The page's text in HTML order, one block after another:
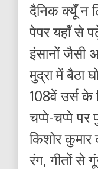
दैनिक क्यूँ न
पेपर यहाँ से
इंसानों जैसी
मुद्रा में बैठा
108वें उर्स के
चप्पे-चप्पे पर
किशोर
रंग, गीतों से